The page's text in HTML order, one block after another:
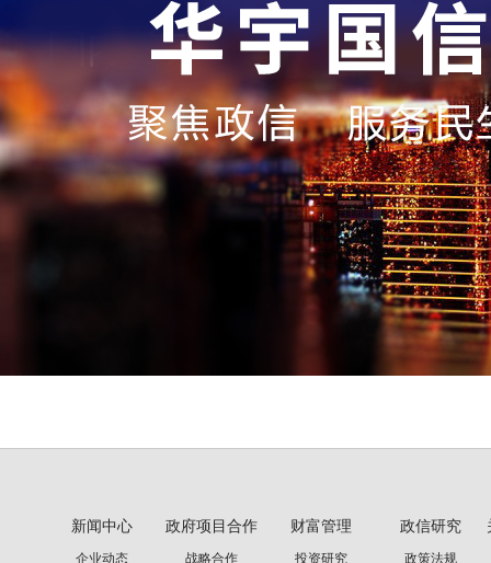
新闻中心
企业动态
政府项目合作
战略合作
财富管理
投资研究
政信研究
政策法规